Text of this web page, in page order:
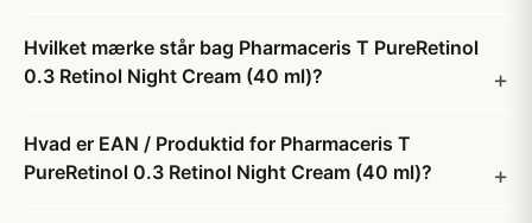
Hvilket mærke står bag Pharmaceris T PureRetinol
0.3 Retinol Night Cream (40 ml)?
Hvad er EAN / Produktid for Pharmaceris T
PureRetinol 0.3 Retinol Night Cream (40 ml)?